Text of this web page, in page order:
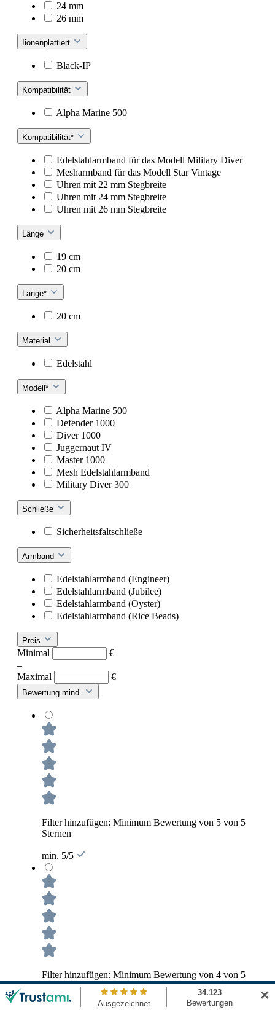
24 mm
26 mm
Iionenplattiert
Black-IP
Kompatibilität
Alpha Marine 500
Kompatibilität*
Edelstahlarmband für das Modell Military Diver
Mesharmband für das Modell Star Vintage
Uhren mit 22 mm Stegbreite
Uhren mit 24 mm Stegbreite
Uhren mit 26 mm Stegbreite
Länge
19 cm
20 cm
Länge*
20 cm
Material
Edelstahl
Modell*
Alpha Marine 500
Defender 1000
Diver 1000
Juggernaut IV
Master 1000
Mesh Edelstahlarmband
Military Diver 300
Schließe
Sicherheitsfaltschließe
Armband
Edelstahlarmband (Engineer)
Edelstahlarmband (Jubilee)
Edelstahlarmband (Oyster)
Edelstahlarmband (Rice Beads)
Preis
Minimal
€
–
Maximal
€
Bewertung mind.
Filter hinzufügen: Minimum Bewertung von 5 von 5
Sternen
min. 5/5
Filter hinzufügen: Minimum Bewertung von 4 von 5
Sternen
✕